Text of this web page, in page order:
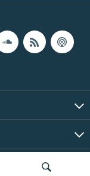
права защищены.